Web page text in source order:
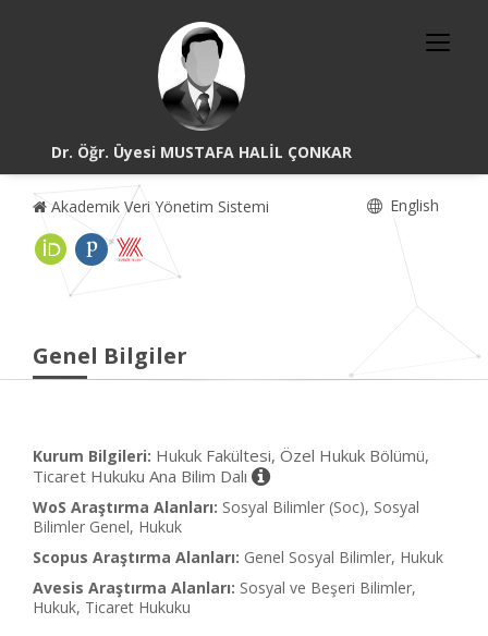
Dr. Öğr. Üyesi MUSTAFA HALİL ÇONKAR
Akademik Veri Yönetim Sistemi English
Genel Bilgiler
Kurum Bilgileri: Hukuk Fakültesi, Özel Hukuk Bölümü,
Ticaret Hukuku Ana Bilim Dalı
WoS Araştırma Alanları: Sosyal Bilimler (Soc), Sosyal
Bilimler Genel, Hukuk
Scopus Araştırma Alanları: Genel Sosyal Bilimler, Hukuk
Avesis Araştırma Alanları: Sosyal ve Beşeri Bilimler,
Hukuk, Ticaret Hukuku